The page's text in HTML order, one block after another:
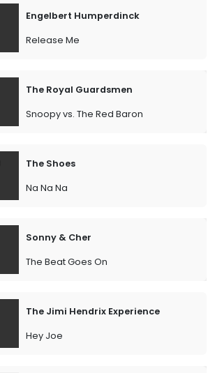
Engelbert Humperdinck
Release Me
The Royal Guardsmen
Snoopy vs. The Red Baron
The Shoes
Na Na Na
Sonny & Cher
The Beat Goes On
The Jimi Hendrix Experience
Hey Joe